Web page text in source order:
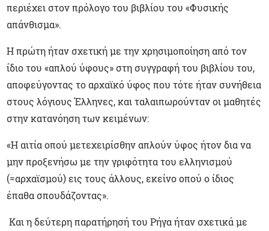
περιέχει στον πρόλογο του βιβλίου του «Φυσικής
απάνθισμα».
Η πρώτη ήταν σχετική με την χρησιμοποίηση από τον
ίδιο του «απλού ύφους» στη συγγραφή του βιβλίου του,
αποφεύγοντας το αρχαϊκό ύφος που τότε ήταν συνήθεια
στους λόγιους Έλληνες, και ταλαιπωρούνταν οι μαθητές
στην κατανόηση των κειμένων:
«Η αιτία οπού μετεχειρίσθην απλούν ύφος ήτον δια να
μην προξενήσω με την γριφότητα του ελληνισμού
(=αρχαϊσμού) εις τους άλλους, εκείνο οπού ο ίδιος
έπαθα σπουδάζοντας».
Και η δεύτερη παρατήρησή του Ρήγα ήταν σχετικά με